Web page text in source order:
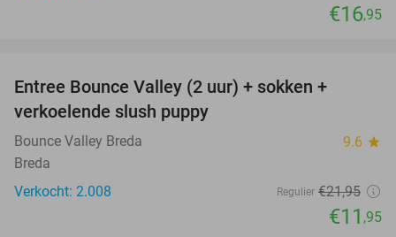
€16,95
Entree Bounce Valley (2 uur) + sokken +
verkoelende slush puppy
Bounce Valley Breda 9.6 star
Breda
Verkocht: 2.008
Regulier €21,95
€11 ,95